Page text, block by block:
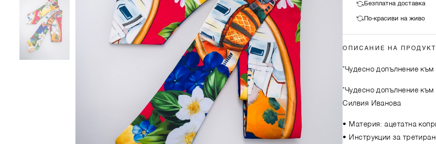
Безплатна доставка
По-красиви на живо
ОПИСАНИЕ НА
"Чудесно допълнение към
"Чудесно допълнение към
Силвия Иванова
• Материя: ацетатна
• Инструкции за